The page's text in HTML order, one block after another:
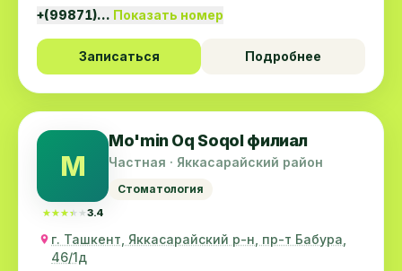
+(99871)… Показать номер
Записаться Подробнее
M
★★★★★
★★★★★3.4
Mo'min Oq Soqol филиал
Частная · Яккасарайский район
Стоматология
г. Ташкент, Яккасарайский р-н, пр-т Бабура,
46/1д